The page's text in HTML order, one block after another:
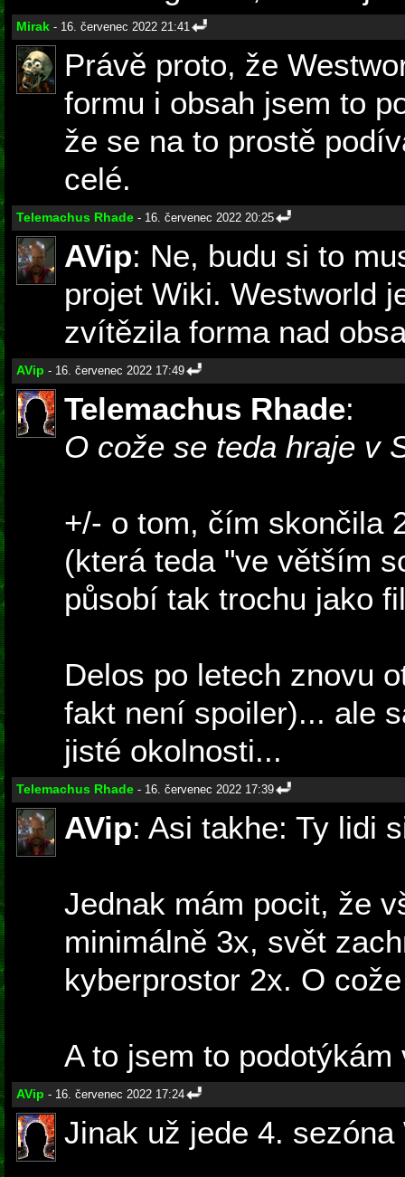
Mirak - 16. červenec 2022 21:41
Právě proto, že
formu i obsah jsem to
že se na to prostě
celé.
Telemachus Rhade - 16. červenec 2022 20:25
AVip: Ne, budu si to
projet Wiki. Westworld
zvítězila forma nad
AVip - 16. červenec 2022 17:49
Telemachus Rhade:
O cože se teda hraje v
+/- o tom, čím skončila
(která teda "ve větším
působí tak trochu jako
Delos po letech znovu
fakt není spoiler)... ale
jisté okolnosti...
Telemachus Rhade - 16. červenec 2022 17:39
AVip: Asi takhe: Ty lidi
Jednak mám pocit, že
minimálně 3x, svět
kyberprostor 2x. O
A to jsem to
AVip - 16. červenec 2022 17:24
Jinak už jede 4.